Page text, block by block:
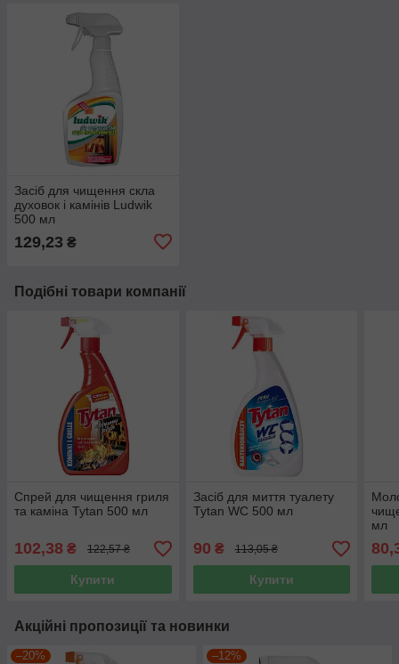
Засіб для чищення скла
духовок і камінів Ludwik
500 мл
129,23 ₴
Подібні товари компанії
Спрей для чищення гриля
та каміна Tytan 500 мл
102,38 ₴ 122,57 ₴
Купити
Засіб для миття туалету
Tytan WC 500 мл
90 ₴ 113,05 ₴
Купити
мл
Акційні пропозиції та новинки
–20% –12%